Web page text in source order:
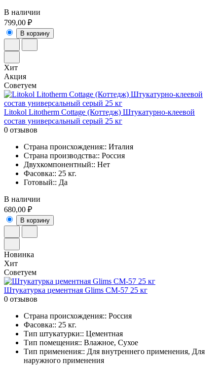
В наличии
799,00 ₽
В корзину
Хит
Акция
Советуем
Litokol Litotherm Cottage (Коттедж) Штукатурно-клеевой
состав универсальный серый 25 кг
0 отзывов
Страна происхождения:: Италия
Страна производства:: Россия
Двухкомпонентный:: Нет
Фасовка:: 25 кг.
Готовый:: Да
В наличии
680,00 ₽
В корзину
Новинка
Хит
Советуем
Штукатурка цементная Glims CM-57 25 кг
0 отзывов
Страна происхождения:: Россия
Фасовка:: 25 кг.
Тип штукатурки:: Цементная
Тип помещения:: Влажное, Сухое
Тип применения:: Для внутреннего применения, Для
наружного применения